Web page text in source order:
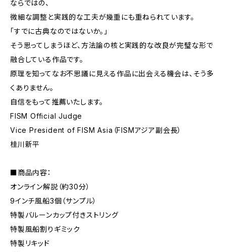
ならではの、
微細な調整と実践的な工夫が幾重にも重ねられています。
「すでに古典なのではないか。」
そう思ってしまうほど、方法論の核と実践的な改良が完璧な形で
融合している作品です。
原理を知ってなお不思議に見える作品に出会える機会は、そう多
くありません。
自信をもって推薦いたします。
FISM Official Judge
Vice President of FISM Asia（FISMアジア副会長）
桂川新平
■商品内容：
オンライン解説（約30分）
9インチ風船3個（サンプル）
特製バルーンカップ付きストリング
特製風船割りギミック
特製リキッド